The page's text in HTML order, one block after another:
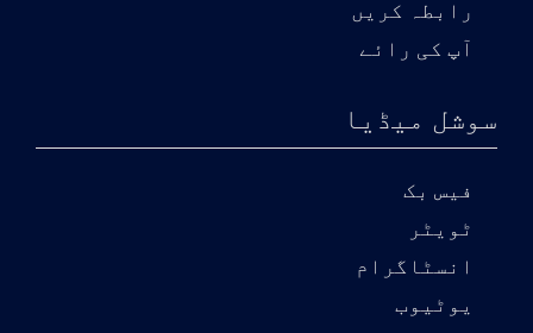
رابطہ کریں
آپ کی رائے
سوشل میڈیا
فیس بک
ٹویٹر
انسٹاگرام
یوٹیوب